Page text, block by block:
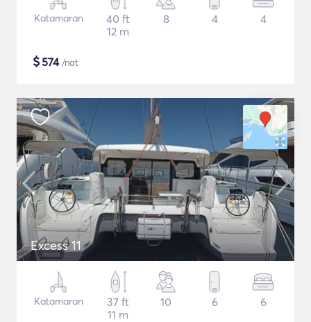
Katamaran
40 ft
12 m
8 4 4
$574/nat
Excess 11
Katamaran
37 ft
11 m
10 6 6